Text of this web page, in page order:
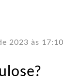
2023 às 17:10